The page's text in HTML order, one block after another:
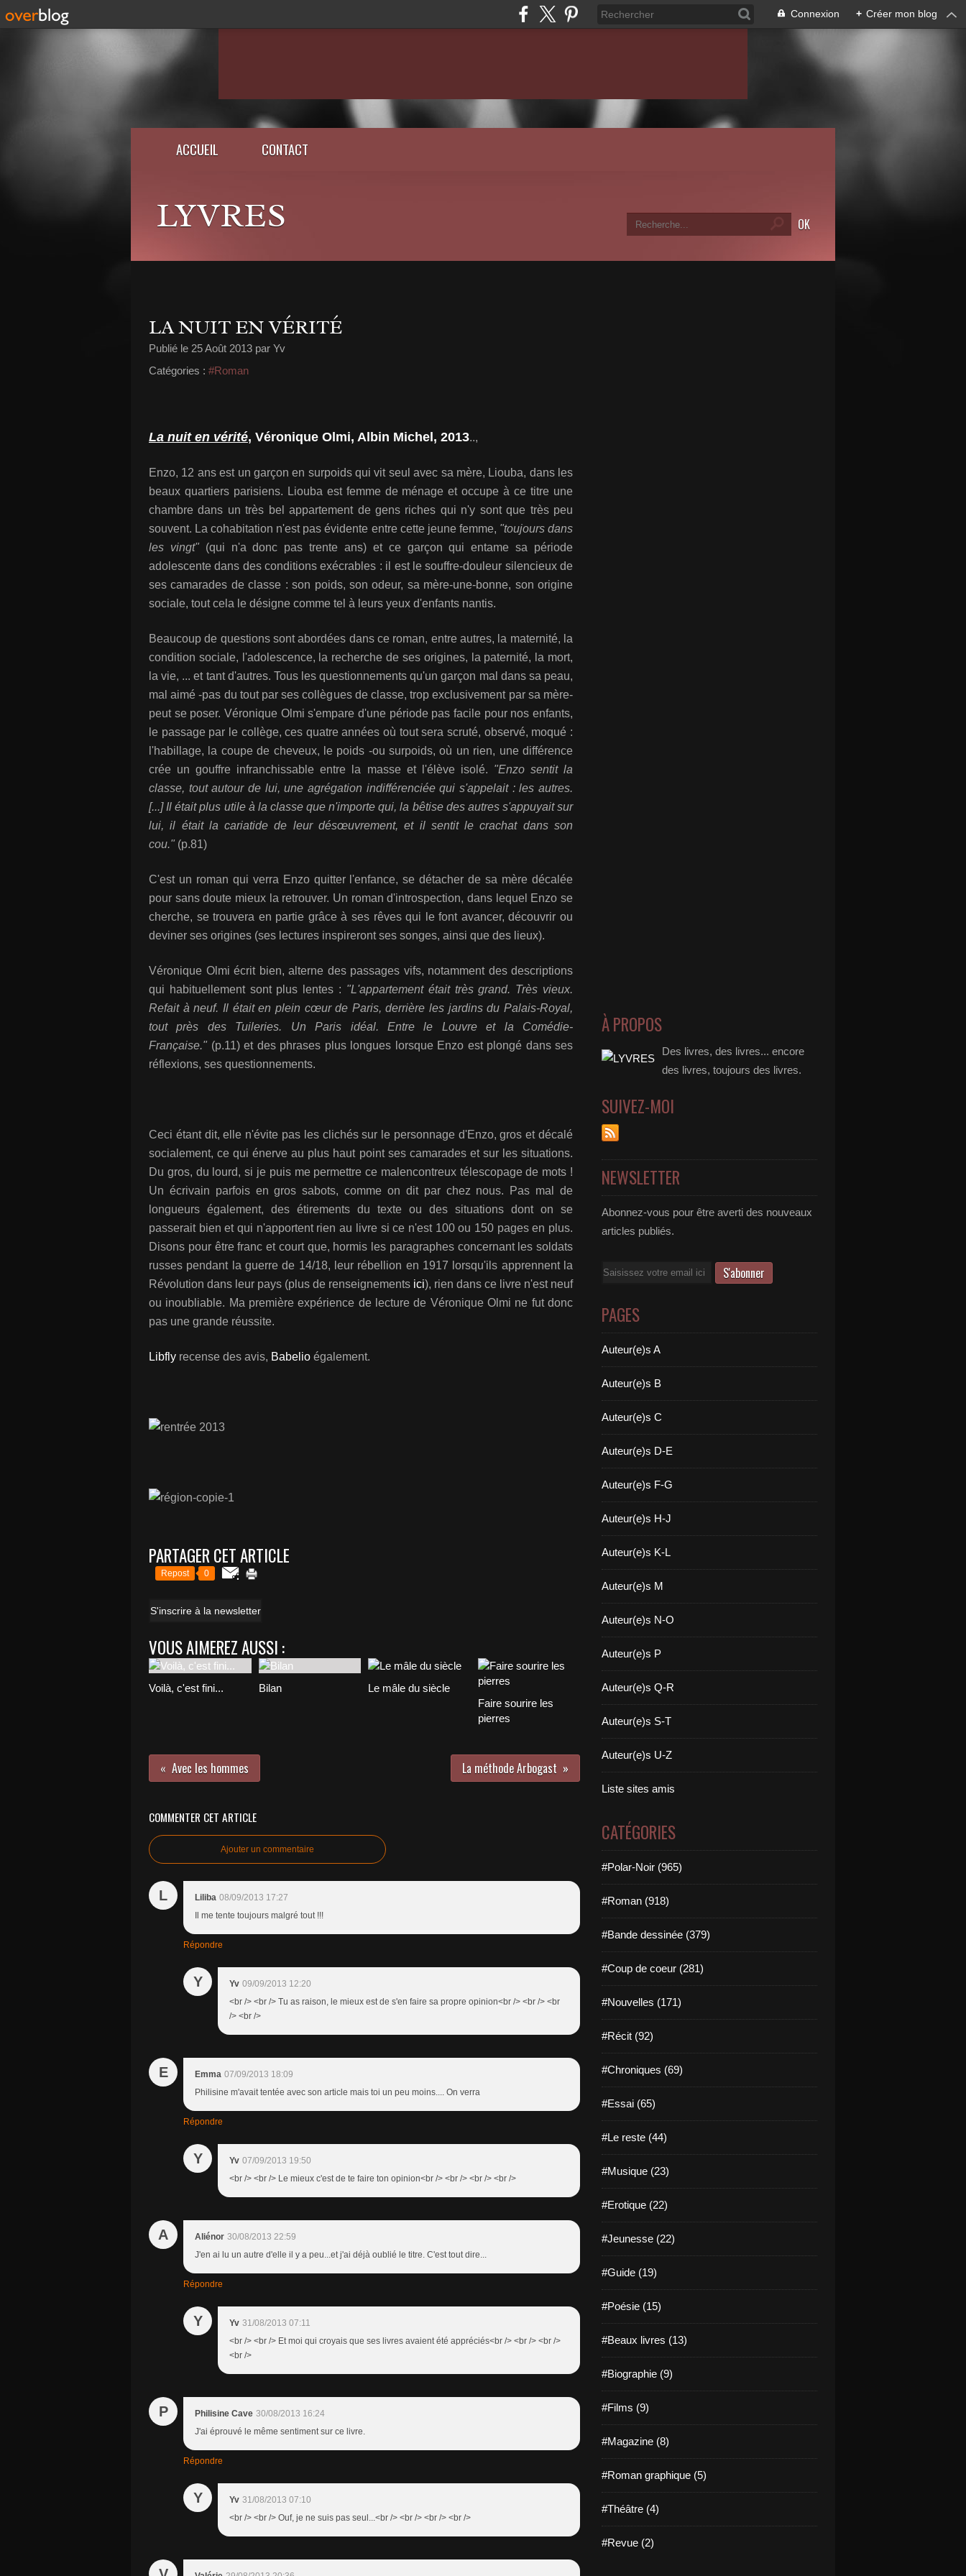
Connexion + Créer mon blog
ACCUEIL CONTACT
LYVRES
LA NUIT EN VÉRITÉ
Publié le 25 Août 2013 par Yv
Catégories : #Roman
La nuit en vérité, Véronique Olmi, Albin Michel, 2013..,
Enzo, 12 ans est un garçon en surpoids qui vit seul avec sa mère, Liouba, dans les
beaux quartiers parisiens. Liouba est femme de ménage et occupe à ce titre une
chambre dans un très bel appartement de gens riches qui n'y sont que très peu
souvent. La cohabitation n'est pas évidente entre cette jeune femme, "toujours dans
les vingt"(qui n'a donc pas trente ans) et ce garçon qui entame sa période
adolescente dans des conditions exécrables : il est le souffre-douleur silencieux de
ses camarades de classe : son poids, son odeur, sa mère-une-bonne, son origine
sociale, tout cela le désigne comme tel à leurs yeux d'enfants nantis.
Beaucoup de questions sont abordées dans ce roman, entre autres, la maternité, la
condition sociale, l'adolescence, la recherche de ses origines, la paternité, la mort,
la vie, ... et tant d'autres. Tous les questionnements qu'un garçon mal dans sa peau,
mal aimé -pas du tout par ses collègues de classe, trop exclusivement par sa mère-
peut se poser. Véronique Olmi s'empare d'une période pas facile pour nos enfants,
le passage par le collège, ces quatre années où tout sera scruté, observé, moqué :
l'habillage, la coupe de cheveux, le poids -ou surpoids, où un rien, une différence
crée un gouffre infranchissable entre la masse et l'élève isolé. "Enzo sentit la
classe, tout autour de lui, une agrégation indifférenciée qui s'appelait : les autres.
[...] Il était plus utile à la classe que n'importe qui, la bêtise des autres s'appuyait sur
lui, il était la cariatide de leur désœuvrement, et il sentit le crachat dans son
cou." (p.81)
C'est un roman qui verra Enzo quitter l'enfance, se détacher de sa mère décalée
pour sans doute mieux la retrouver. Un roman d'introspection, dans lequel Enzo se
cherche, se trouvera en partie grâce à ses rêves qui le font avancer, découvrir ou
deviner ses origines (ses lectures inspireront ses songes, ainsi que des lieux).
Véronique Olmi écrit bien, alterne des passages vifs, notamment des descriptions
qui habituellement sont plus lentes : "L'appartement était très grand. Très vieux.
Refait à neuf. Il était en plein cœur de Paris, derrière les jardins du Palais-Royal,
tout près des Tuileries. Un Paris idéal. Entre le Louvre et la Comédie-
Française." (p.11) et des phrases plus longues lorsque Enzo est plongé dans ses
réflexions, ses questionnements.
Ceci étant dit, elle n'évite pas les clichés sur le personnage d'Enzo, gros et décalé
socialement, ce qui énerve au plus haut point ses camarades et sur les situations.
Du gros, du lourd, si je puis me permettre ce malencontreux télescopage de mots !
Un écrivain parfois en gros sabots, comme on dit par chez nous. Pas mal de
longueurs également, des étirements du texte ou des situations dont on se
passerait bien et qui n'apportent rien au livre si ce n'est 100 ou 150 pages en plus.
Disons pour être franc et court que, hormis les paragraphes concernant les soldats
russes pendant la guerre de 14/18, leur rébellion en 1917 lorsqu'ils apprennent la
Révolution dans leur pays (plus de renseignements ici), rien dans ce livre n'est neuf
ou inoubliable. Ma première expérience de lecture de Véronique Olmi ne fut donc
pas une grande réussite.
Libfly recense des avis, Babelio également.
PARTAGER CET ARTICLE
Repost 0
S'inscrire à la newsletter
VOUS AIMEREZ AUSSI :
Voilà, c'est fini... Bilan
Le mâle du siècle
Faire sourire les
pierres
Avec les hommes La méthode Arbogast
COMMENTER CET ARTICLE
Ajouter un commentaire
L Liliba 08/09/2013 17:27
Il me tente toujours malgré tout !!!
Répondre
Y Yv 09/09/2013 12:20
<br /> <br /> Tu as raison, le mieux est de s'en faire sa propre opinion<br /> <br /> <br
/> <br />
E Emma 07/09/2013 18:09
Philisine m'avait tentée avec son article mais toi un peu moins.... On verra
Répondre
Y Yv 07/09/2013 19:50
<br /> <br /> Le mieux c'est de te faire ton opinion<br /> <br /> <br /> <br />
A Aliénor 30/08/2013 22:59
J'en ai lu un autre d'elle il y a peu...et j'ai déjà oublié le titre. C'est tout dire...
Répondre
Y Yv 31/08/2013 07:11
<br /> <br /> Et moi qui croyais que ses livres avaient été appréciés<br /> <br /> <br />
<br />
P Philisine Cave 30/08/2013 16:24
J'ai éprouvé le même sentiment sur ce livre.
Répondre
Y Yv 31/08/2013 07:10
<br /> <br /> Ouf, je ne suis pas seul...<br /> <br /> <br /> <br />
À PROPOS
Des livres, des livres... encore
des livres, toujours des livres.
SUIVEZ-MOI
NEWSLETTER
Abonnez-vous pour être averti des nouveaux
articles publiés.
Email
PAGES
Auteur(e)s A
Auteur(e)s B
Auteur(e)s C
Auteur(e)s D-E
Auteur(e)s F-G
Auteur(e)s H-J
Auteur(e)s K-L
Auteur(e)s M
Auteur(e)s N-O
Auteur(e)s P
Auteur(e)s Q-R
Auteur(e)s S-T
Auteur(e)s U-Z
Liste sites amis
CATÉGORIES
#Polar-Noir (965)
#Roman (918)
#Bande dessinée (379)
#Coup de coeur (281)
#Nouvelles (171)
#Récit (92)
#Chroniques (69)
#Essai (65)
#Le reste (44)
#Musique (23)
#Erotique (22)
#Jeunesse (22)
#Guide (19)
#Poésie (15)
#Beaux livres (13)
#Biographie (9)
#Films (9)
#Magazine (8)
#Roman graphique (5)
#Théâtre (4)
#Revue (2)